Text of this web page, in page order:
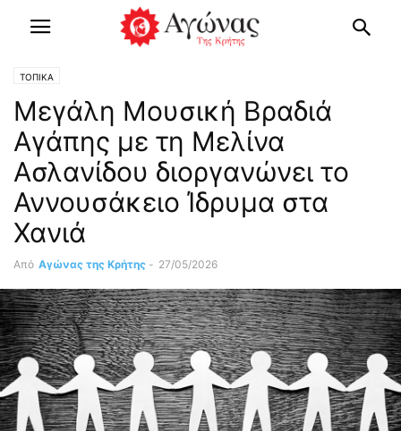
ΤΟΠΙΚΑ
Μεγάλη Μουσική Βραδιά
Αγάπης με τη Μελίνα
Ασλανίδου διοργανώνει το
Αννουσάκειο Ίδρυμα στα
Χανιά
Από Αγώνας της Κρήτης - 27/05/2026